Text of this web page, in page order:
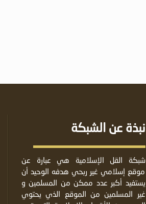
نبذة عن الشبكة
شبكة القل الإسلامية هي عبارة عن
موقع إسلامي غير ربحي هدفه الوحيد أن
يستفيد أكبر عدد ممكن من المسلمين و
غير المسلمين من الموقع الذي يحتوي